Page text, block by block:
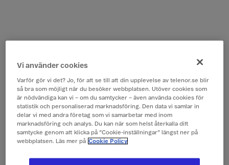
Vi använder cookies
Varför gör vi det? Jo, för att se till att din upplevelse av telenor.se blir
så bra som möjligt när du besöker webbplatsen. Utöver cookies som
är nödvändiga kan vi – om du samtycker – även använda cookies för
statistik och personaliserad marknadsföring. Den data vi samlar in
delar vi med andra företag som vi samarbetar med inom
marknadsföring och analys. Du kan när som helst återkalla ditt
samtycke genom att klicka på ”Cookie-inställningar” längst ner på
webbplatsen. Läs mer på Cookie Policy